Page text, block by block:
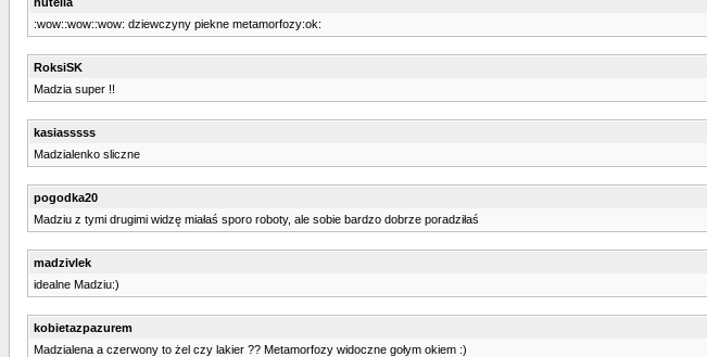
:wow::wow::wow: dziewczyny piekne metamorfozy:ok:
RoksiSK
Madzia super !!
kasiasssss
Madzialenko sliczne
pogodka20
Madziu z tymi drugimi widzę miałaś sporo roboty, ale sobie bardzo dobrze poradziłaś
madzivlek
idealne Madziu:)
kobietazpazurem
Madzialena a czerwony to żel czy lakier ?? Metamorfozy widoczne gołym okiem :)